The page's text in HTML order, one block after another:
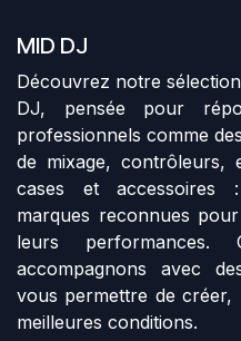
MID DJ
Découvrez notre
DJ, pensée pour
professionnels comme
de mixage, contrôleurs,
cases et accessoires
marques reconnues
leurs
accompagnons avec
vous permettre de
meilleures conditions.